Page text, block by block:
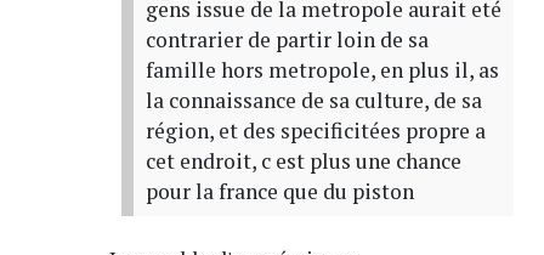
gens issue de la metropole aurait eté
contrarier de partir loin de sa
famille hors metropole, en plus il, as
la connaissance de sa culture, de sa
région, et des specificitées propre a
cet endroit, c est plus une chance
pour la france que du piston